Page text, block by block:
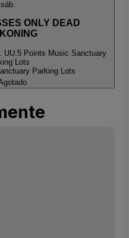
sáb.
ONLY DEAD
UU. 5 Points Music Sanctuary
Lots
Parking Lots